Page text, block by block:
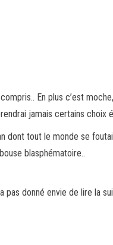
En plus c’est
jamais certains choix
dont tout le monde se
blasphématoire..
pas donné envie de lire la